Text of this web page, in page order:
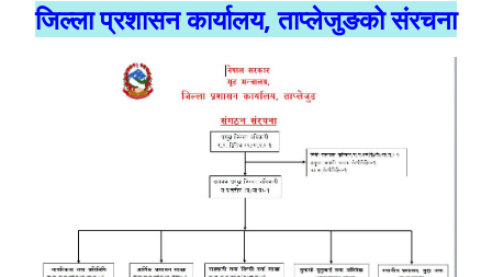
जिल्ला प्रशासन कार्यालय, ताप्लेजुङको संरचना